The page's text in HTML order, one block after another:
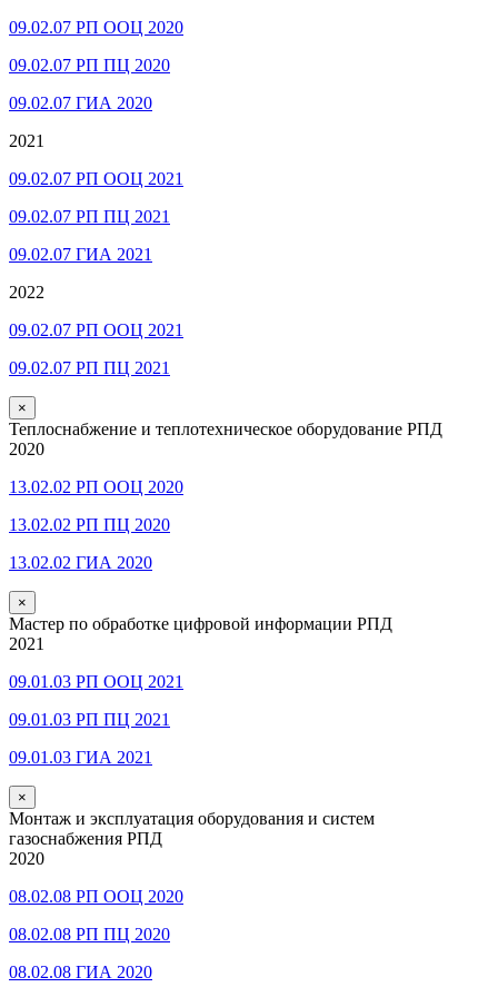
09.02.07 РП ООЦ 2020
09.02.07 РП ПЦ 2020
09.02.07 ГИА 2020
2021
09.02.07 РП ООЦ 2021
09.02.07 РП ПЦ 2021
09.02.07 ГИА 2021
2022
09.02.07 РП ООЦ 2021
09.02.07 РП ПЦ 2021
×
Теплоснабжение и теплотехническое оборудование РПД
2020
13.02.02 РП ООЦ 2020
13.02.02 РП ПЦ 2020
13.02.02 ГИА 2020
×
Мастер по обработке цифровой информации РПД
2021
09.01.03 РП ООЦ 2021
09.01.03 РП ПЦ 2021
09.01.03 ГИА 2021
×
Монтаж и эксплуатация оборудования и систем
газоснабжения РПД
2020
08.02.08 РП ООЦ 2020
08.02.08 РП ПЦ 2020
08.02.08 ГИА 2020